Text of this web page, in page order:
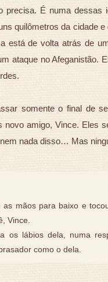
É numa dessas
quilômetros da cidade
está de volta atrás de
ataque no Afeganistão.
somente o final de
amigo, Vince. Eles
nada disso… Mas
mãos para baixo e
Vince.
lábios dela, numa
como o dela.